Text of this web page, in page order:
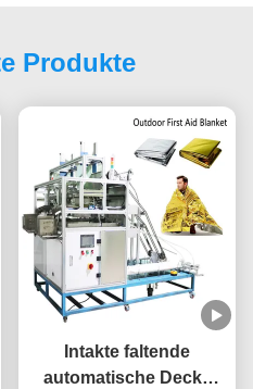
Produkte
Intakte faltende
automatische Decke